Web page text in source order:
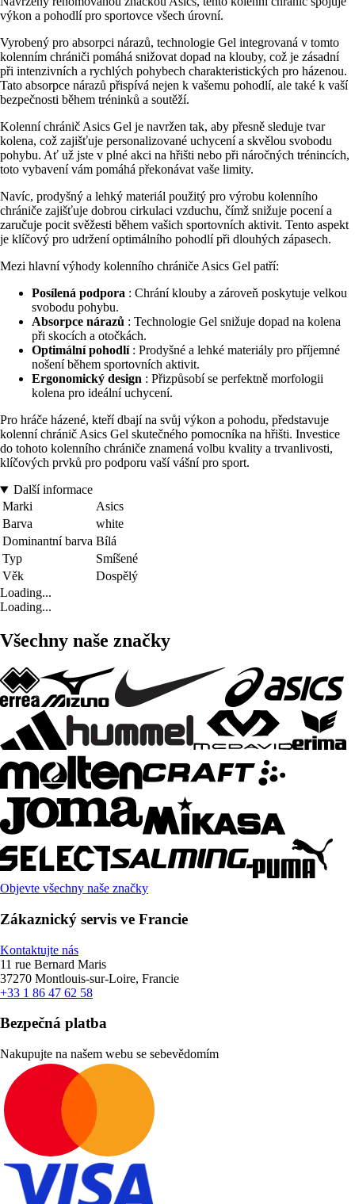
výkon a pohodlí pro sportovce všech úrovní.
Vyrobený pro absorpci nárazů, technologie Gel integrovaná v tomto
kolenním chrániči pomáhá snižovat dopad na klouby, což je zásadní
při intenzivních a rychlých pohybech charakteristických pro házenou.
Tato absorpce nárazů přispívá nejen k vašemu pohodlí, ale také k vaší
bezpečnosti během tréninků a soutěží.
Kolenní chránič Asics Gel je navržen tak, aby přesně sleduje tvar
kolena, což zajišťuje personalizované uchycení a skvělou svobodu
pohybu. Ať už jste v plné akci na hřišti nebo při náročných trénincích,
toto vybavení vám pomáhá překonávat vaše limity.
Navíc, prodyšný a lehký materiál použitý pro výrobu kolenního
chrániče zajišťuje dobrou cirkulaci vzduchu, čímž snižuje pocení a
zaručuje pocit svěžesti během vašich sportovních aktivit. Tento aspekt
je klíčový pro udržení optimálního pohodlí při dlouhých zápasech.
Mezi hlavní výhody kolenního chrániče Asics Gel patří:
Posílená podpora : Chrání klouby a zároveň poskytuje velkou
svobodu pohybu.
Absorpce nárazů : Technologie Gel snižuje dopad na kolena
při skocích a otočkách.
Optimální pohodlí: Prodyšné a lehké materiály pro příjemné
nošení během sportovních aktivit.
Ergonomický design : Přizpůsobí se perfektně morfologii
kolena pro ideální uchycení.
Pro hráče házené, kteří dbají na svůj výkon a pohodu, představuje
kolenní chránič Asics Gel skutečného pomocníka na hřišti. Investice
do tohoto kolenního chrániče znamená volbu kvality a trvanlivosti,
klíčových prvků pro podporu vaší vášní pro sport.
Další informace
Marki
Asics
Barva
white
Dominantní barva Bílá
Typ
Smíšené
Věk
Dospělý
Loading...
Loading...
Všechny naše značky
Objevte všechny naše značky
Zákaznický servis ve Francie
Kontaktujte nás
11 rue Bernard Maris
37270 Montlouis-sur-Loire, Francie
+33 1 86 47 62 58
Bezpečná platba
Nakupujte na našem webu se sebevědomím